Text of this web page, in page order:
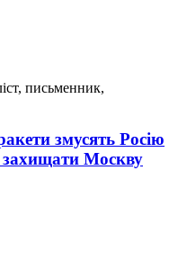
письменник,
змусять Росію
Москву